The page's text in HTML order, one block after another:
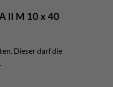
II M 10 x 40
Dieser darf die